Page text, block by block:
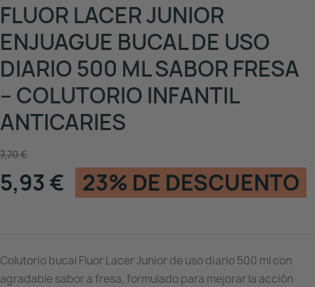
FLUOR LACER JUNIOR
ENJUAGUE BUCAL DE USO
DIARIO 500 ML SABOR FRESA
– COLUTORIO INFANTIL
ANTICARIES
7,70 €
5,93 € 23% DE DESCUENTO
Colutorio bucal Fluor Lacer Junior de uso diario 500 ml con
agradable sabor a fresa, formulado para mejorar la acción